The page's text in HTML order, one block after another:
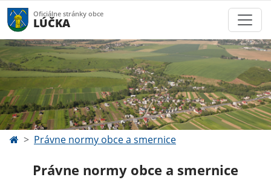
Oficiálne stránky obce
LÚČKA
Právne normy obce a smernice
Právne normy obce a smernice